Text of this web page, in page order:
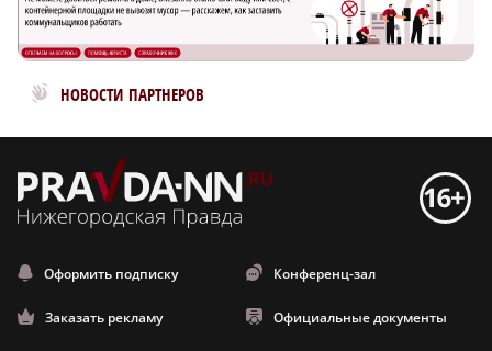
НОВОСТИ ПАРТНЕРОВ
Новости МирТесен
Оформить подписку Конференц-зал
Заказать рекламу Официальные документы